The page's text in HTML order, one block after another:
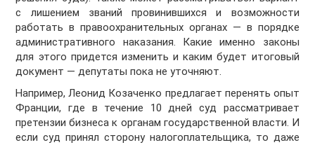
с лишением званий провинившихся и возможности
работать в правоохранительных органах — в порядке
административного наказания. Какие именно законы
для этого придется изменить и каким будет итоговый
документ — депутаты пока не уточняют.
Например, Леонид Козаченко предлагает перенять опыт
Франции, где в течение 10 дней суд рассматривает
претензии бизнеса к органам государственной власти. И
если суд принял сторону налогоплательщика, то даже